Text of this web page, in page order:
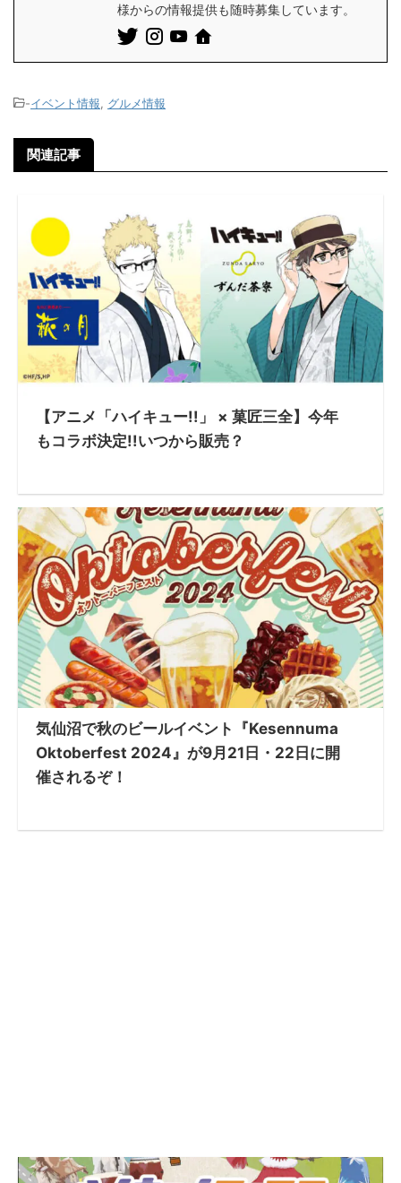
様からの情報提供も随時募集しています。
-イベント情報 グルメ情報
関連記事
【アニメ「ハイキュー!!」 × 菓匠三全】今年
もコラボ決定!!いつから販売？
気仙沼で秋のビールイベント『Kesennuma
Oktoberfest 2024』が9月21日・22日に開
催されるぞ！